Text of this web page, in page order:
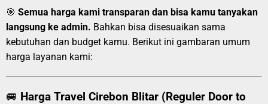
🎯 Semua harga kami transparan dan bisa kamu tanyakan
langsung ke admin. Bahkan bisa disesuaikan sama
kebutuhan dan budget kamu. Berikut ini gambaran umum
harga layanan kami:
🚐 Harga Travel Cirebon Blitar (Reguler Door to